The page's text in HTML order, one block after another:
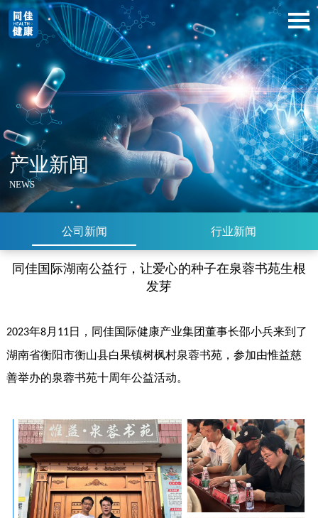
产业新闻
NEWS
公司新闻 行业新闻
同佳国际湖南公益行，让爱心的种子在泉蓉书苑生根
发芽
2023年8月 11日，同佳国际健康产业集团董事长邵小兵来到了
湖南省衡阳市衡山县白果镇树枫村泉蓉书苑，参加由惟益慈
善举办的泉蓉书苑十周年公益活动。